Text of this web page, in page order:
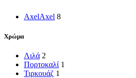
AxelAxel 8
Χρώμα
Λιλά 2
Πορτοκαλί 1
Τιρκουάζ 1